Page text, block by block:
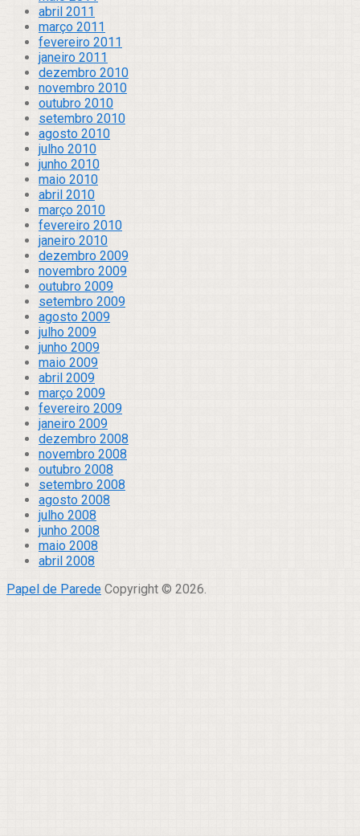
abril 2011
março 2011
fevereiro 2011
janeiro 2011
dezembro 2010
novembro 2010
outubro 2010
setembro 2010
agosto 2010
julho 2010
junho 2010
maio 2010
abril 2010
março 2010
fevereiro 2010
janeiro 2010
dezembro 2009
novembro 2009
outubro 2009
setembro 2009
agosto 2009
julho 2009
junho 2009
maio 2009
abril 2009
março 2009
fevereiro 2009
janeiro 2009
dezembro 2008
novembro 2008
outubro 2008
setembro 2008
agosto 2008
julho 2008
junho 2008
maio 2008
abril 2008
Papel de Parede Copyright © 2026.